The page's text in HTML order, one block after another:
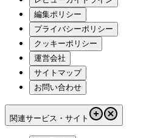
編集ポリシー
プライバシーポリシー
クッキーポリシー
運営会社
サイトマップ
お問い合わせ
関連サービス・サイト